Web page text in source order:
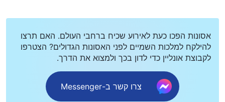
אסונות הפכו כעת לאירוע שכיח ברחבי העולם. האם תרצו
להילקח למלכות השמיים לפני האסונות הגדולים? הצטרפו
לקבוצת אונליין כדי לדון בכך ולמצוא את הדרך.
צרו קשר ב-Messenger